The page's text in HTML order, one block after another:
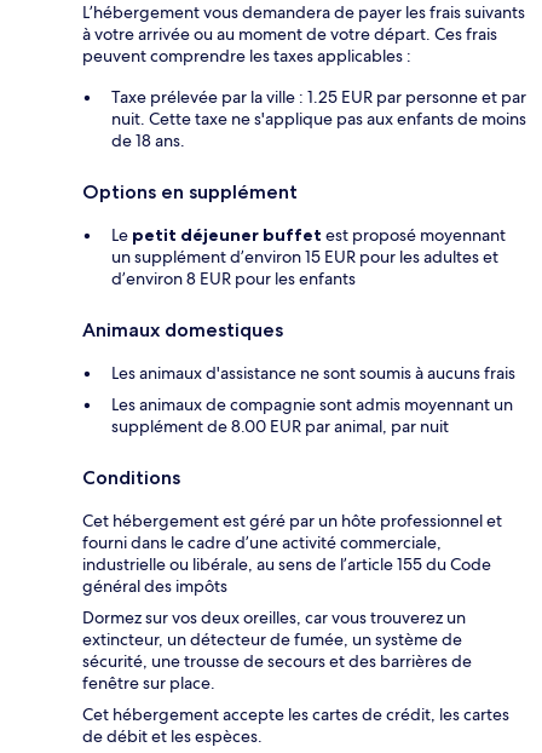
L’hébergement vous demandera de payer les frais suivants
à votre arrivée ou au moment de votre départ. Ces frais
peuvent comprendre les taxes applicables :
Taxe prélevée par la ville : 1.25 EUR par personne et par
nuit. Cette taxe ne s'applique pas aux enfants de moins
de 18 ans.
Options en supplément
Le petit déjeuner buffet est proposé moyennant
un supplément d’environ 15 EUR pour les adultes et
d’environ 8 EUR pour les enfants
Animaux domestiques
Les animaux d'assistance ne sont soumis à aucuns frais
Les animaux de compagnie sont admis moyennant un
supplément de 8.00 EUR par animal, par nuit
Conditions
Cet hébergement est géré par un hôte professionnel et
fourni dans le cadre d’une activité commerciale,
industrielle ou libérale, au sens de l’article 155 du Code
général des impôts
Dormez sur vos deux oreilles, car vous trouverez un
extincteur, un détecteur de fumée, un système de
sécurité, une trousse de secours et des barrières de
fenêtre sur place.
Cet hébergement accepte les cartes de crédit, les cartes
de débit et les espèces.